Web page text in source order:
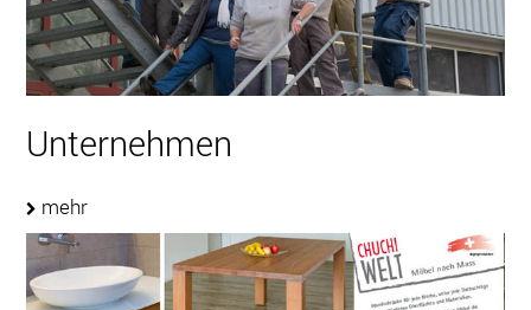
Unternehmen
mehr